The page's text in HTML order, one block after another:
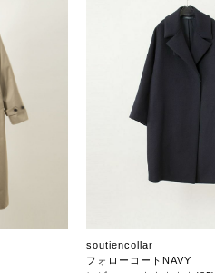
soutiencollar
フォローコートNAVY